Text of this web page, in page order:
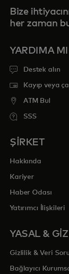
Bize
her zaman
YARDIMA
Destek alın
Kayıp veya
ATM Bul
SSS
ŞİRKET
Hakkında
Kariyer
Haber Odası
Yatırımcı İlişkileri
YASAL &
Gizlilik & Veri
Bağlayıcı